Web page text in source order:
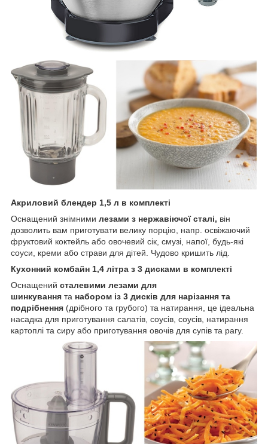
Акриловий блендер 1,5 л в комплекті
Оснащений знімними лезами з нержавіючої сталі, він
дозволить вам приготувати велику порцію, напр. освіжаючий
фруктовий коктейль або овочевий сік, смузі, напої, будь-які
соуси, креми або страви для дітей. Чудово кришить лід.
Кухонний комбайн 1,4 літра з 3 дисками в комплекті
Оснащений сталевими лезами для
шинкування та набором із 3 дисків для нарізання та
подрібнення (дрібного та грубого) та натирання, це ідеальна
насадка для приготування салатів, соусів, соусів, натирання
картоплі та сиру або приготування овочів для супів та рагу.